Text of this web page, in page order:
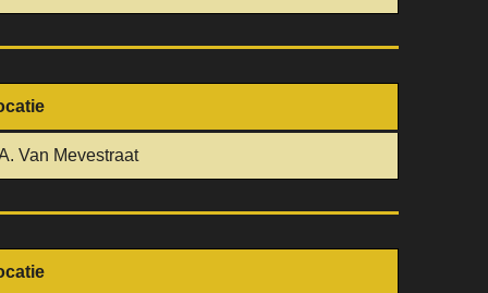
Van Mevestraat